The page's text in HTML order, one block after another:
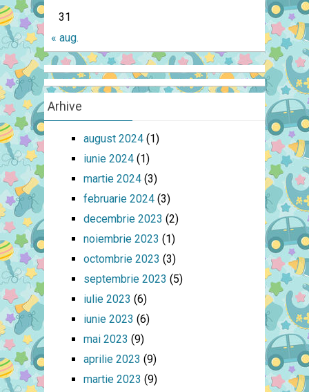
31
« aug.
Arhive
august 2024(1)
iunie 2024(1)
martie 2024(3)
februarie 2024(3)
decembrie 2023 (2)
noiembrie 2023 (1)
octombrie 2023 (3)
septembrie 2023 (5)
iulie 2023 (6)
iunie 2023 (6)
mai 2023 (9)
aprilie 2023 (9)
martie 2023 (9)